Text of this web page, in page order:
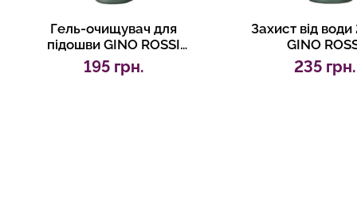
Гель-очищувач для
підошви GINO ROSSI
5433/46/100Z
195 грн.
Захист від
GINO
5433/581/
235 грн.